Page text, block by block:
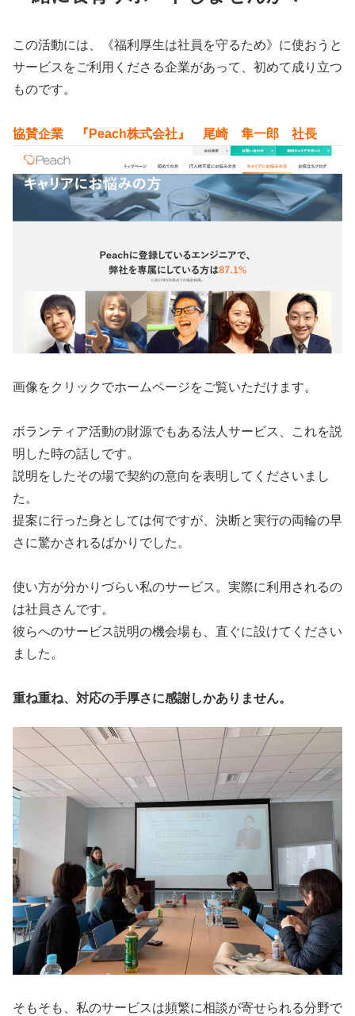
この活動には、《福利厚生は社員を守るため》に使おうと
サービスをご利用くださる企業があって、初めて成り立つ
ものです。
協賛企業 『Peach株式会社』 尾崎 隼一郎 社長
画像をクリックでホームページをご覧いただけます。
ボランティア活動の財源でもある法人サービス、これを説
明した時の話しです。
説明をしたその場で契約の意向を表明してくださいまし
た。
提案に行った身としては何ですが、決断と実行の両輪の早
さに驚かされるばかりでした。
使い方が分かりづらい私のサービス。実際に利用されるの
は社員さんです。
彼らへのサービス説明の機会場も、直ぐに設けてください
ました。
重ね重ね、対応の手厚さに感謝しかありません。
そもそも、私のサービスは頻繁に相談が寄せられる分野で